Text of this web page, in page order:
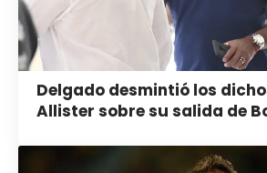
Delgado desmintió los
Allister sobre su salida de